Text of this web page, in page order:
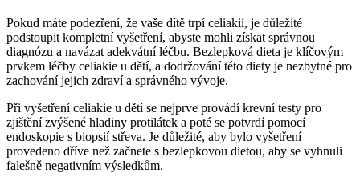
Pokud máte podezření, ‌že⁣ vaše dítě trpí‍ celiakií, je důležité
podstoupit kompletní vyšetření,⁤ abyste mohli ‌získat⁣ správnou
diagnózu a navázat adekvátní‌ léčbu.‍ Bezlepková dieta je klíčovým
prvkem léčby celiakie​ u ⁢dětí, a dodržování této diety je ⁤nezbytné pro
⁣zachování⁤ jejich zdraví a správného vývoje.
Při ⁢vyšetření celiakie u dětí se nejprve provádí ⁢krevní testy⁣ pro
zjištění​ zvýšené hladiny ‌protilátek a⁢ poté se potvrdí pomocí
endoskopie s biopsií střeva. Je důležité, ‌aby bylo vyšetření
provedeno⁤ dříve než začnete s bezlepkovou dietou, aby se vyhnuli
falešně negativním výsledkům.